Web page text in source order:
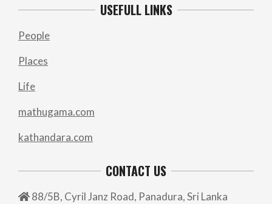
USEFULL LINKS
People
Places
Life
mathugama.com
kathandara.com
CONTACT US
88/5B, Cyril Janz Road, Panadura, Sri Lanka